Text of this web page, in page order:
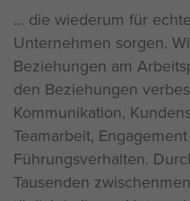
die wiederum für
Unternehmen sorgen.
Beziehungen am
den Beziehungen
Kommunikation,
Teamarbeit,
Führungsverhalten.
Tausenden